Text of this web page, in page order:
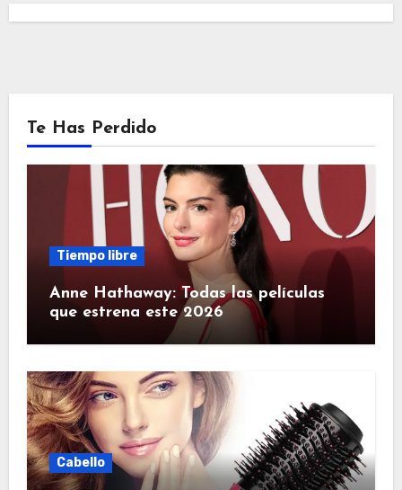
Te Has Perdido
Tiempo libre
Anne Hathaway: Todas las películas
que estrena este 2026
Cabello